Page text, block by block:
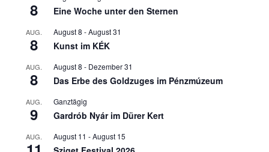
8 Eine Woche unter den Sternen
AUG.
8
August 8 -August 31
Kunst im KÉK
AUG.
8
August 8 - Dezember 31
Das Erbe des Goldzuges im Pénzmúzeum
AUG.
9
Ganztägig
Gardrób Nyár im Dürer Kert
AUG. August 11 -August 15